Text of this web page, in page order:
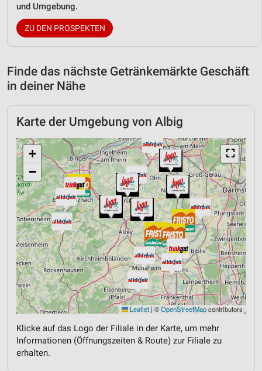
und Umgebung.
ZU DEN PROSPEKTEN
Finde das nächste Getränkemärkte Geschäft
in deiner Nähe
Karte der Umgebung von Albig
⛶
+
−
Leaflet | ©OpenStreetMapcontributors
Klicke auf das Logo der Filiale in der Karte, um mehr
Informationen (Öffnungszeiten & Route) zur Filiale zu
erhalten.